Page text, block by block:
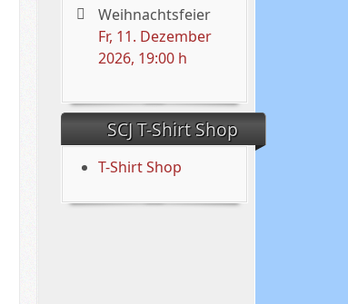
Weihnachtsfeier
Fr, 11. Dezember
2026, 19:00 h
SCJ T-Shirt Shop
T-Shirt Shop